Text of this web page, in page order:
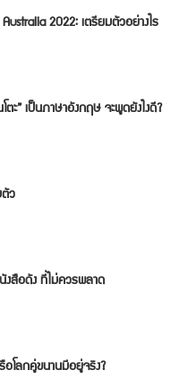
2022: เตรียมตัวอย่างไร
ตะ” เป็นภาษาอังกฤษ จะพูดยังไงดี?
ว
สือดัง ที่ไม่ควรพลาด
โลกคู่ขนานมีอยู่จริง?